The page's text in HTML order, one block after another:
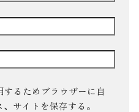
るためブラウザーに自
サイトを保存する。